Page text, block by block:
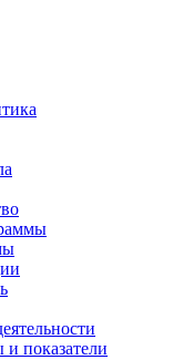
показатели